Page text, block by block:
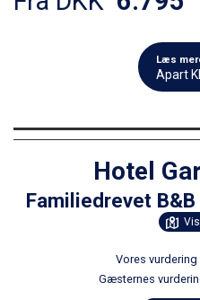
Læs
Apart
Hotel
Familiedrevet
Vores vurdering
Gæsternes